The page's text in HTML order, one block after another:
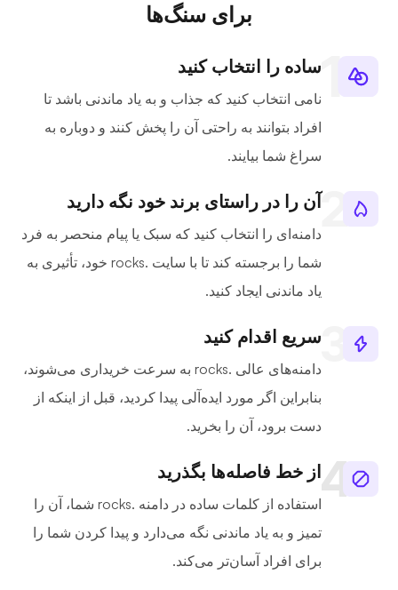
برای سنگ‌ها
ساده را انتخاب کنید
نامی انتخاب کنید که جذاب و به یاد ماندنی باشد تا
افراد بتوانند به راحتی آن را پخش کنند و دوباره به
سراغ شما بیایند.
آن را در راستای برند خود نگه دارید
دامنه‌ای را انتخاب کنید که سبک یا پیام منحصر به فرد
شما را برجسته کند تا با سایت .rocks خود، تأثیری به
یاد ماندنی ایجاد کنید.
سریع اقدام کنید
دامنه‌های عالی .rocks به سرعت خریداری می‌شوند،
بنابراین اگر مورد ایده‌آلی پیدا کردید، قبل از اینکه از
دست برود، آن را بخرید.
از خط فاصله‌ها بگذرید
استفاده از کلمات ساده در دامنه .rocks شما، آن را
تمیز و به یاد ماندنی نگه می‌دارد و پیدا کردن شما را
برای افراد آسان‌تر می‌کند.